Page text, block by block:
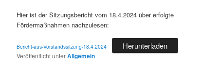
Hier ist der Sitzungsbericht vom 18.4.2024 über erfolgte
Fördermaßnahmen nachzulesen:
Bericht-aus-Vorstandssitzung-18.4.2024 Herunterladen
Veröffentlicht unterAllgemein